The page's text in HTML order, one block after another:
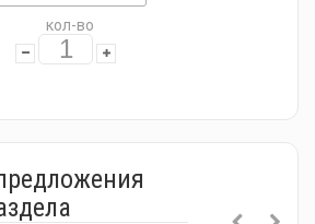
кол-во